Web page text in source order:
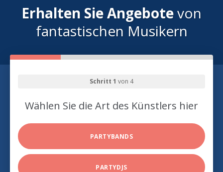
Erhalten Sie Angebotevon
fantastischen Musikern
Schritt 1 von 4
Wählen Sie die Art des Künstlers hier
PARTYBANDS
PARTYDJS